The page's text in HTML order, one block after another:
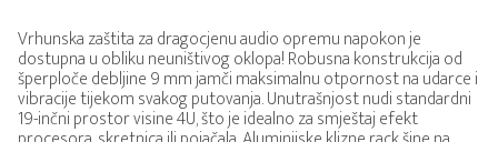
Vrhunska zaštita za dragocjenu audio opremu napokon je
dostupna u obliku neuništivog oklopa! Robusna konstrukcija od
šperploče debljine 9 mm jamči maksimalnu otpornost na udarce i
vibracije tijekom svakog putovanja. Unutrašnjost nudi standardni
19-inčni prostor visine 4U, što je idealno za smještaj efekt